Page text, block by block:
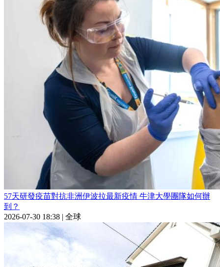
57天研發疫苗對抗非洲伊波拉最新疫情 牛津大學團隊如何辦
到？
2026-07-30 18:38 | 全球